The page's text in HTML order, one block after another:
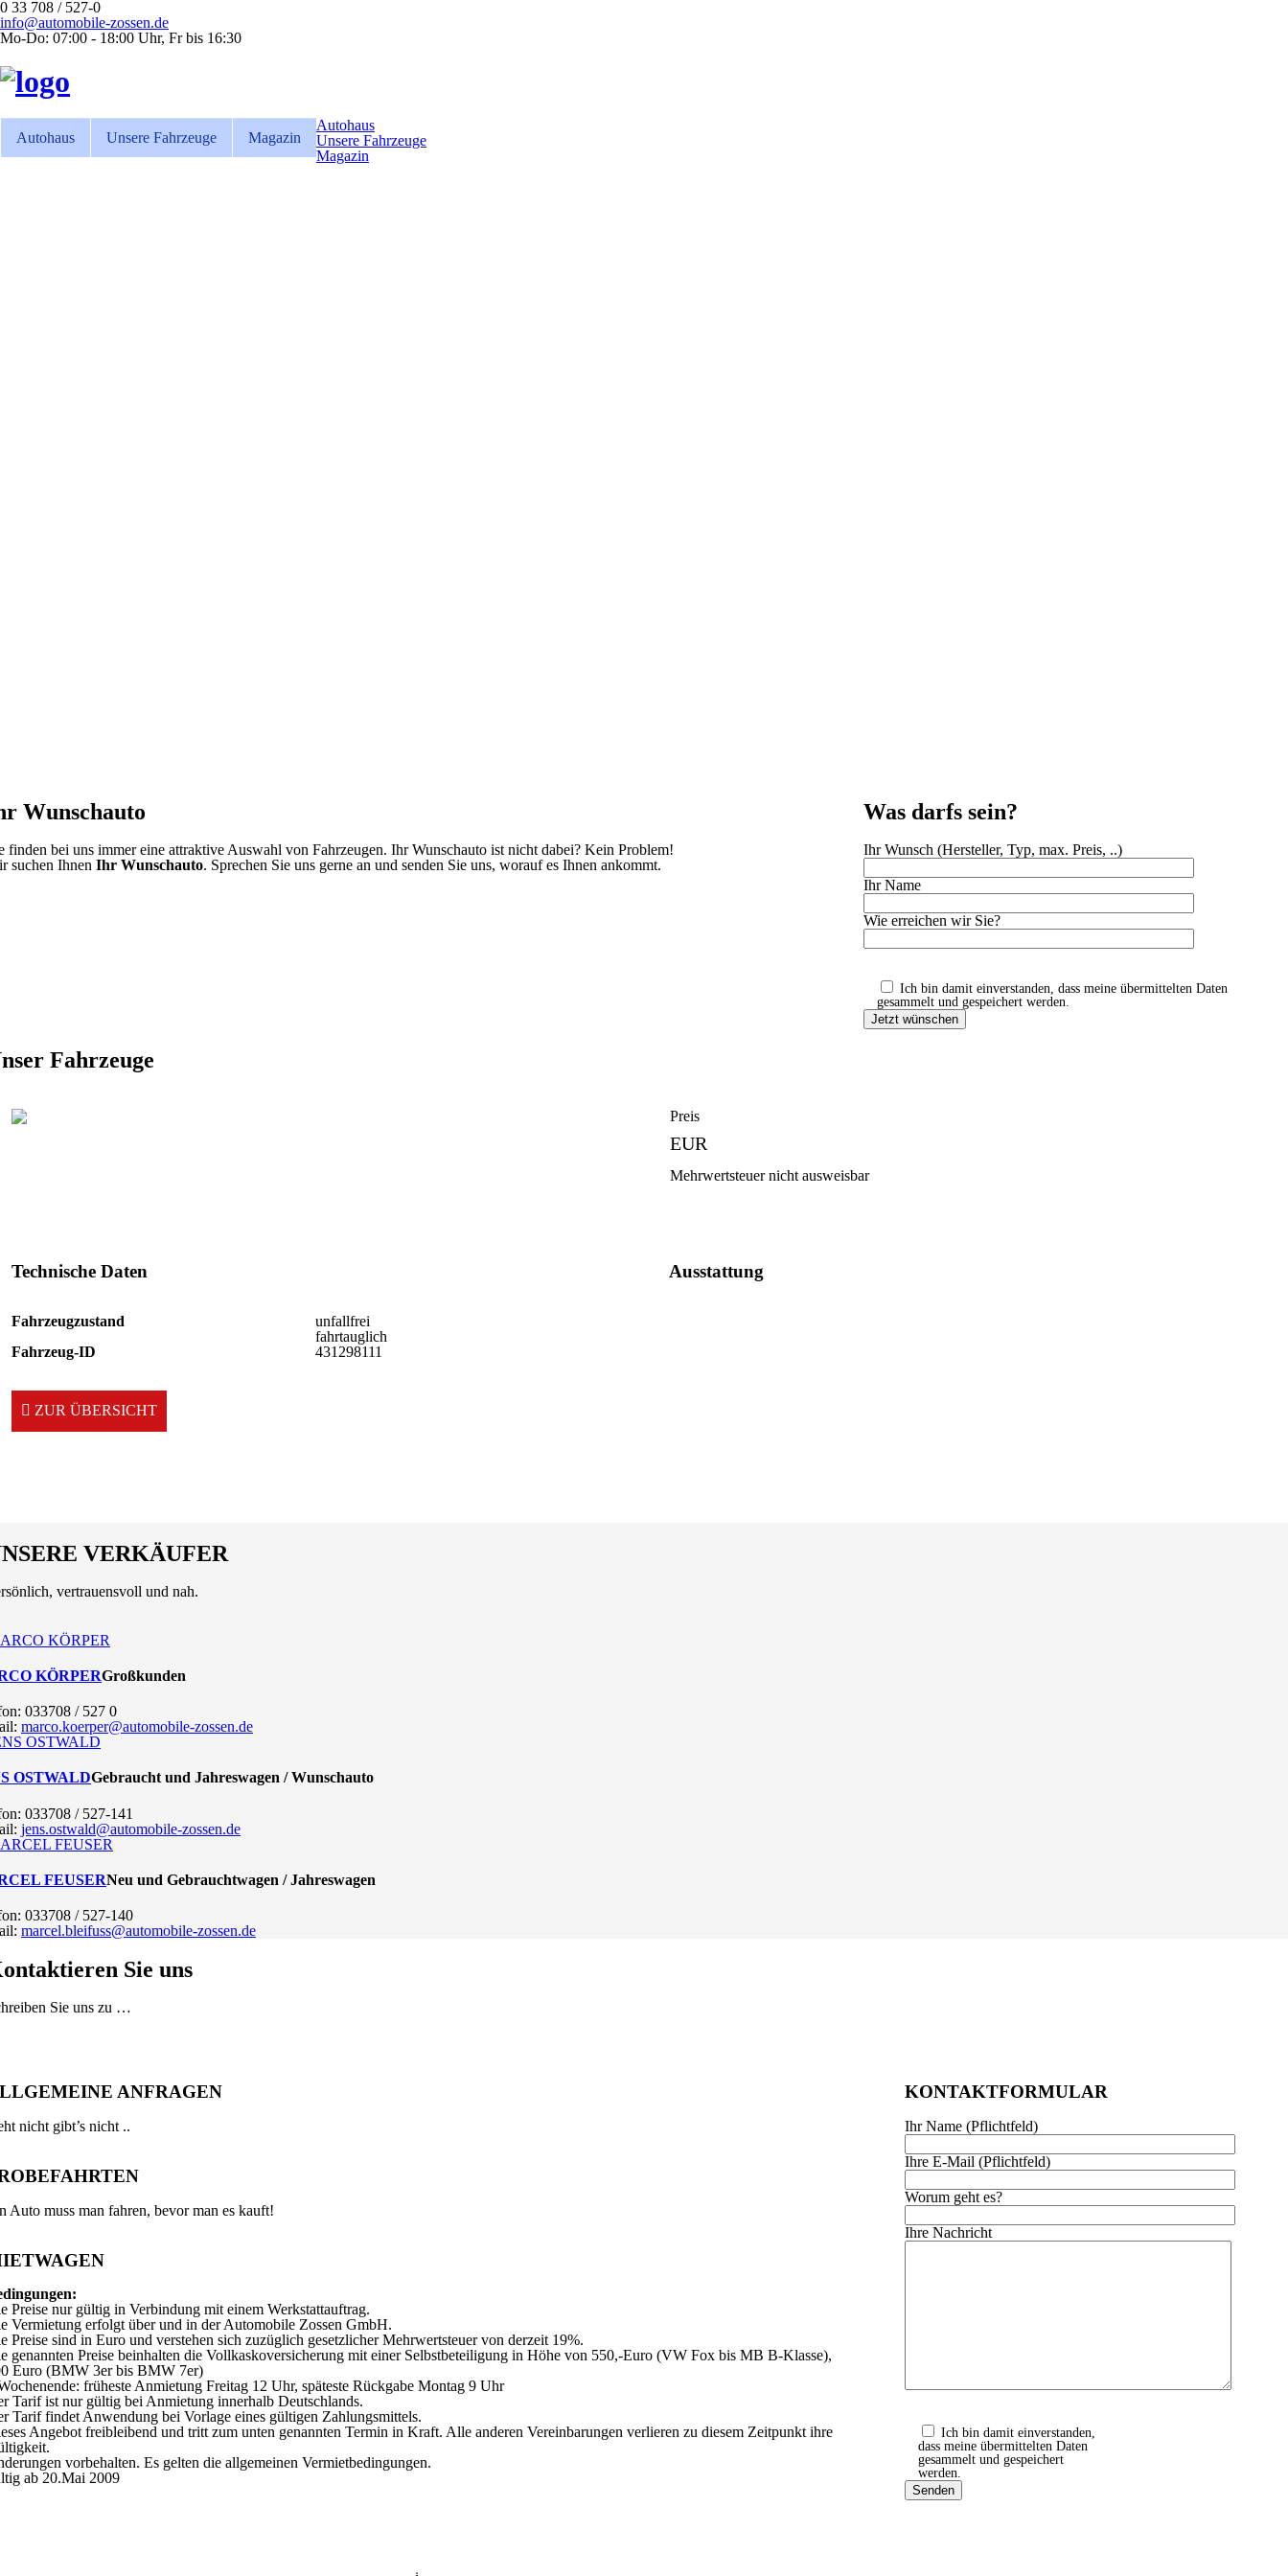
0 33 708 / 527-0
info@automobile-zossen.de
Mo-Do: 07:00 - 18:00 Uhr, Fr bis 16:30
Autohaus Unsere Fahrzeuge Magazin
Autohaus
Unsere Fahrzeuge
Magazin
Wunschauto
finden bei uns immer eine attraktive Auswahl von Fahrzeugen. Ihr Wunschauto ist nicht dabei? Kein Problem!
suchen Ihnen Ihr Wunschauto. Sprechen Sie uns gerne an und senden Sie uns, worauf es Ihnen ankommt.
Was darfs sein?
Ihr Wunsch (Hersteller, Typ, max. Preis, ..)
Ihr Name
Wie erreichen wir Sie?
Ich bin damit einverstanden, dass meine übermittelten Daten
gesammelt und gespeichert werden.
Fahrzeuge
Preis
EUR
Mehrwertsteuer nicht ausweisbar
Technische Daten
Fahrzeugzustand
unfallfrei
fahrtauglich
Fahrzeug-ID
431298111
Ausstattung
ZUR ÜBERSICHT
VERKÄUFER
vertrauensvoll und nah.
KÖRPERGroßkunden
033708 / 527 0
marco.koerper@automobile-zossen.de
OSTWALDGebraucht und Jahreswagen / Wunschauto
033708 / 527-141
jens.ostwald@automobile-zossen.de
FEUSERNeu und Gebrauchtwagen / Jahreswagen
033708 / 527-140
marcel.bleifuss@automobile-zossen.de
Sie uns
Sie uns zu …
ANFRAGEN
nicht gibt’s nicht ..
Auto muss man fahren, bevor man es kauft!
Preise nur gültig in Verbindung mit einem Werkstattauftrag.
Vermietung erfolgt über und in der Automobile Zossen GmbH.
Preise sind in Euro und verstehen sich zuzüglich gesetzlicher Mehrwertsteuer von derzeit 19%.
genannten Preise beinhalten die Vollkaskoversicherung mit einer Selbstbeteiligung in Höhe von 550,-Euro (VW Fox bis MB B-Klasse),
Euro (BMW 3er bis BMW 7er)
früheste Anmietung Freitag 12 Uhr, späteste Rückgabe Montag 9 Uhr
Tarif ist nur gültig bei Anmietung innerhalb Deutschlands.
Tarif findet Anwendung bei Vorlage eines gültigen Zahlungsmittels.
Angebot freibleibend und tritt zum unten genannten Termin in Kraft. Alle anderen Vereinbarungen verlieren zu diesem Zeitpunkt ihre
vorbehalten. Es gelten die allgemeinen Vermietbedingungen.
ab 20.Mai 2009
KONTAKTFORMULAR
Ihr Name (Pflichtfeld)
Ihre E-Mail (Pflichtfeld)
Worum geht es?
Ihre Nachricht
Ich bin damit einverstanden,
dass meine übermittelten Daten
gesammelt und gespeichert
werden.